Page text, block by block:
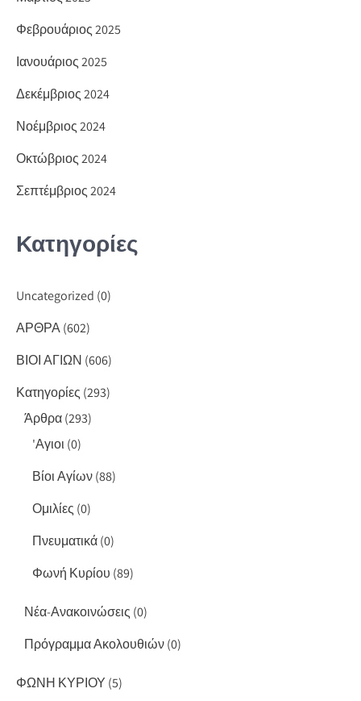
Φεβρουάριος 2025
Ιανουάριος 2025
Δεκέμβριος 2024
Νοέμβριος 2024
Οκτώβριος 2024
Σεπτέμβριος 2024
Κατηγορίες
Uncategorized (0)
ΑΡΘΡΑ(602)
ΒΙΟΙ ΑΓΙΩΝ (606)
Κατηγορίες (293)
Άρθρα(293)
'Αγιοι (0)
Βίοι Αγίων(88)
Ομιλίες (0)
Πνευματικά(0)
Φωνή Κυρίου (89)
Νέα-Ανακοινώσεις (0)
Πρόγραμμα Ακολουθιών(0)
ΦΩΝΗ ΚΥΡΙΟΥ (5)